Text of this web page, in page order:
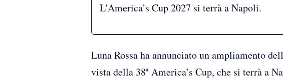
L'America’s Cup 2027 si terrà a Napoli.
Luna Rossa ha annunciato un ampliamento
vista della 38ª America’s Cup, che si terrà a